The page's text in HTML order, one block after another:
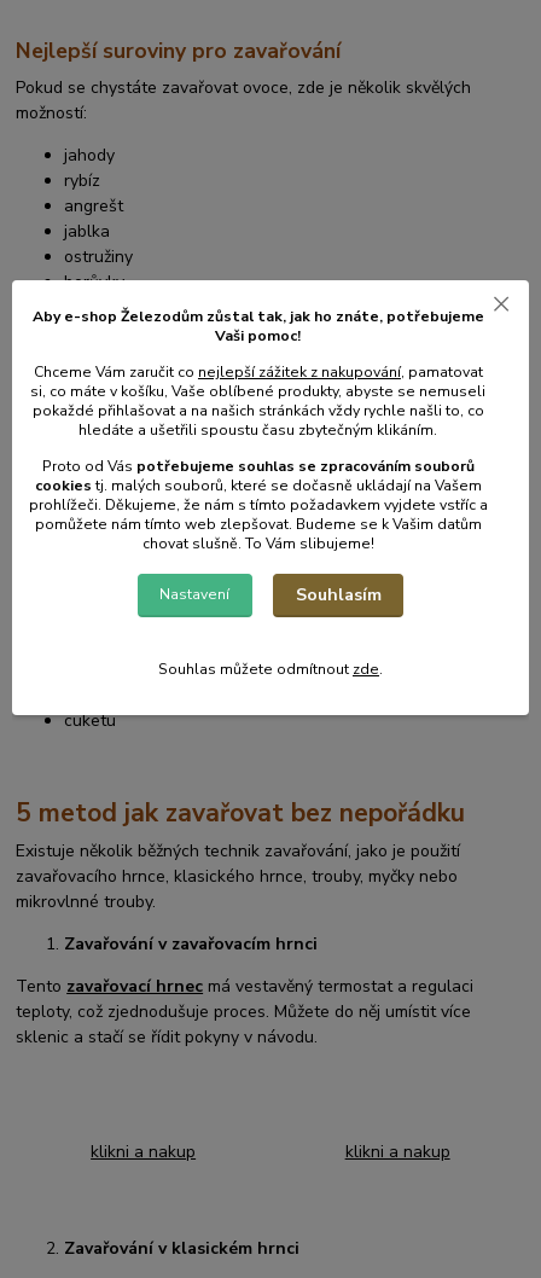
Nejlepší suroviny pro zavařování
Pokud se chystáte zavařovat ovoce, zde je několik skvělých
možností:
jahody
rybíz
angrešt
jablka
ostružiny
borůvky
třešně
meruňky
hrušky
švestky
maliny
Ze zeleniny můžete zavařovat:
cuketu
5 metod jak zavařovat bez nepořádku
Existuje několik běžných technik zavařování, jako je použití
zavařovacího hrnce, klasického hrnce, trouby, myčky nebo
mikrovlnné trouby.
Zavařování v zavařovacím hrnci
Tento zavařovací hrnec má vestavěný termostat a regulaci
teploty, což zjednodušuje proces. Můžete do něj umístit více
sklenic a stačí se řídit pokyny v návodu.
klikni a nakup klikni a nakup
Zavařování v klasickém hrnci
Aby e-shop Železodům zůstal tak, jak ho znáte, potřebujeme
Vaši pomoc!
Chceme Vám zaručit co nejlepší zážitek z nakupování, pamatovat
si, co máte v košíku, Vaše oblíbené produkty, abyste se nemuseli
pokaždé přihlašovat a na našich stránkách vždy rychle našli to, co
hledáte a ušetřili spoustu času zbytečným klikáním.
Proto od Vás potřebujeme souhlas se zpracováním souborů
cookiestj. malých souborů, které se dočasně ukládají na Vašem
prohlížeči. Děkujeme, že nám s tímto požadavkem vyjdete vstříc a
pomůžete nám tímto web zlepšovat. Budeme se k Vašim datům
chovat slušně. To Vám slibujeme!
Nastavení Souhlasím
Souhlas můžete odmítnout zde.